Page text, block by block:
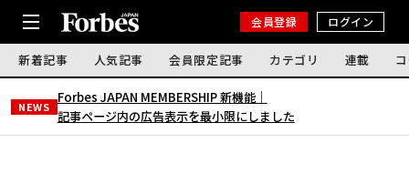
会員登録 ログイン
新着記事 人気記事 会員限定記事 カテゴリ 連載
NEWS
Forbes JAPAN MEMBERSHIP 新機能｜
記事ページ内の広告表示を最小限にしました